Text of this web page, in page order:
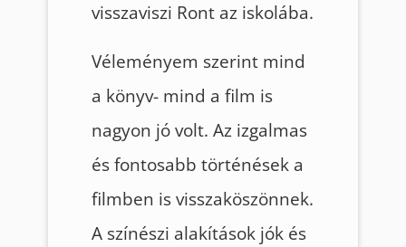
visszaviszi Ront az iskolába.
Véleményem szerint mind
a könyv- mind a film is
nagyon jó volt. Az izgalmas
és fontosabb történések a
filmben is visszaköszönnek.
A színészi alakítások jók és